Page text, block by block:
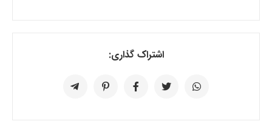
اشتراک گذاری: